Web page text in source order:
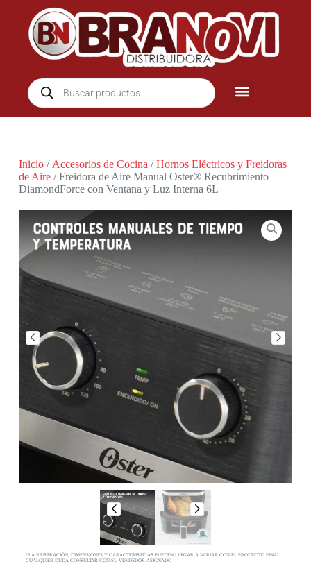
Inicio/ Accesorios de Cocina /Hornos Eléctricos y Freidoras
de Aire/ Freidora de Aire Manual Oster® Recubrimiento
DiamondForce con Ventana y Luz Interna 6L
*LA ILUSTRACIÓN, DIMENSIONES Y CARACTERISTICAS PUEDEN LLEGAR A VARIAR CON EL PRODUCTO FINAL,
CUALQUIER DUDA CONSULTAR CON SU VENDEDOR ASIGNADO